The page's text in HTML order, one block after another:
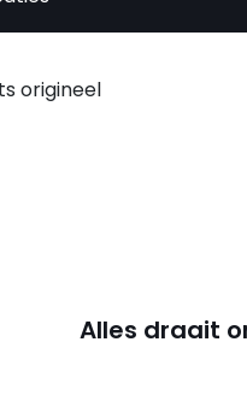
origineel
Alles draait